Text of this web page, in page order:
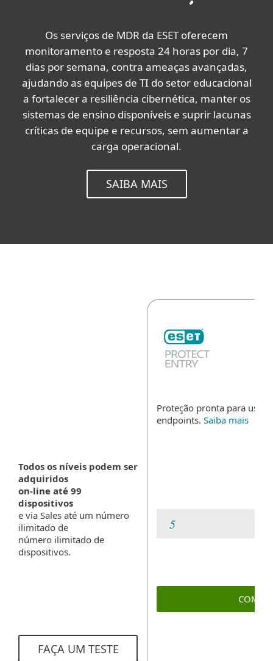
Os serviços de MDR da ESET oferecem
monitoramento e resposta 24 horas por dia, 7
dias por semana, contra ameaças avançadas,
ajudando as equipes de TI do setor educacional
a fortalecer a resiliência cibernética, manter os
sistemas de ensino disponíveis e suprir lacunas
críticas de equipe e recursos, sem aumentar a
carga operacional.
SAIBA MAIS
Proteção pronta para uso
endpoints.Saiba mais
Todos os níveis podem ser
adquiridos
on-line até 99
dispositivos
e via Sales até um número
ilimitado de
número ilimitado de
dispositivos.
FAÇA UM TESTE